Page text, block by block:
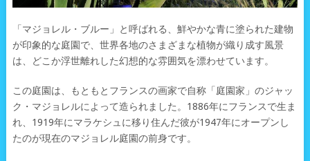
「マジョレル・ブルー」と呼ばれる、鮮やかな青に塗られた建物
が印象的な庭園で、世界各地のさまざまな植物が織り成す風景
は、どこか浮世離れした幻想的な雰囲気を漂わせています。
この庭園は、もともとフランスの画家で自称「庭園家」のジャッ
ク・マジョレルによって造られました。1886年にフランスで生ま
れ、1919年にマラケシュに移り住んだ彼が1947年にオープンし
たのが現在のマジョレル庭園の前身です。